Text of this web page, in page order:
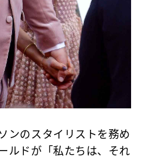
ンのスタイリストを務め
ルドが「私たちは、それ